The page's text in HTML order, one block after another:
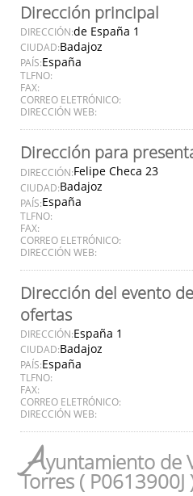
Dirección principal
DIRECCIÓN:de España 1
CIUDAD:Badajoz
PAÍS:España
TLFNO:
FAX:
CORREO ELETRÓNICO:
DIRECCIÓN WEB:
Dirección para
DIRECCIÓN:Felipe Checa 23
CIUDAD:Badajoz
PAÍS:España
TLFNO:
FAX:
CORREO ELETRÓNICO:
DIRECCIÓN WEB:
Dirección del evento
ofertas
DIRECCIÓN:España 1
CIUDAD:Badajoz
PAÍS:España
TLFNO:
FAX:
CORREO ELETRÓNICO:
DIRECCIÓN WEB:
Ayuntamiento de
Torres ( P0613900J